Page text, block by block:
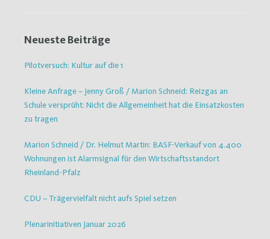
Neueste Beiträge
Pilotversuch: Kultur auf die 1
Kleine Anfrage – Jenny Groß / Marion Schneid: Reizgas an
Schule versprüht: Nicht die Allgemeinheit hat die Einsatzkosten
zu tragen
Marion Schneid / Dr. Helmut Martin: BASF-Verkauf von 4.400
Wohnungen ist Alarmsignal für den Wirtschaftsstandort
Rheinland-Pfalz
CDU – Trägervielfalt nicht aufs Spiel setzen
Plenarinitiativen Januar 2026